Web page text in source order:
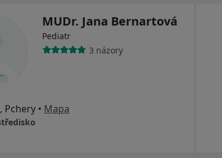
MUDr. Jana Bernartová
Pediatr
3 názory
Pchery • Mapa